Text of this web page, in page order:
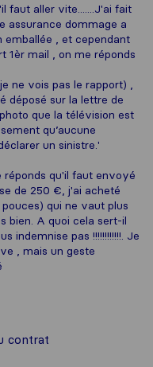
faut aller vite.......J'ai fait
assurance dommage a
, et cependant
1èr mail , on me réponds
ne vois pas le rapport) ,
déposé sur la lettre de
que la télévision est
qu’aucune
un sinistre.'
réponds qu'il faut envoyé
de 250 €, j'ai acheté
qui ne vaut plus
bien. A quoi cela sert-il
indemnise pas !!!!!!!!!!!!. Je
, mais un geste
contrat